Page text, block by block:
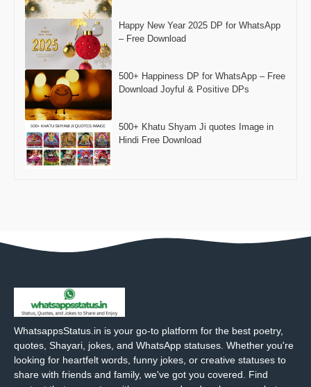
Happy New Year 2025 DP for WhatsApp
– Free Download
500+ Happiness DP for WhatsApp – Free
Download Joyful & Positive DPs
500+ Khatu Shyam Ji quotes Image in
Hindi Free Download
WhatsappsStatus.in is your go-to platform for the best poetry,
quotes, Shayari, jokes, and WhatsApp statuses. Whether you're
looking for heartfelt words, funny jokes, or creative statuses to
share with friends and family, we've got you covered. Find